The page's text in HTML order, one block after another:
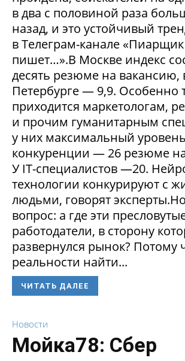
в два с половиной раза
назад, и это устойчивый
в Телеграм-канале
пишет…».В Москве индекс
десять резюме на вакансию,
Петербурге — 9,9. Особенно
приходится маркетологам,
и прочим гуманитарным
у них максимальный уровень
конкуренции — 26 резюме
У IT-специалистов —20.
технологии конкурируют с
людьми, говорят
вопрос: а где эти
работодатели, в сторону
развернулся рынок? Потому
реальности найти...
ЧИТАТЬ ДАЛЕЕ
Новости
Мойка78: Сбер